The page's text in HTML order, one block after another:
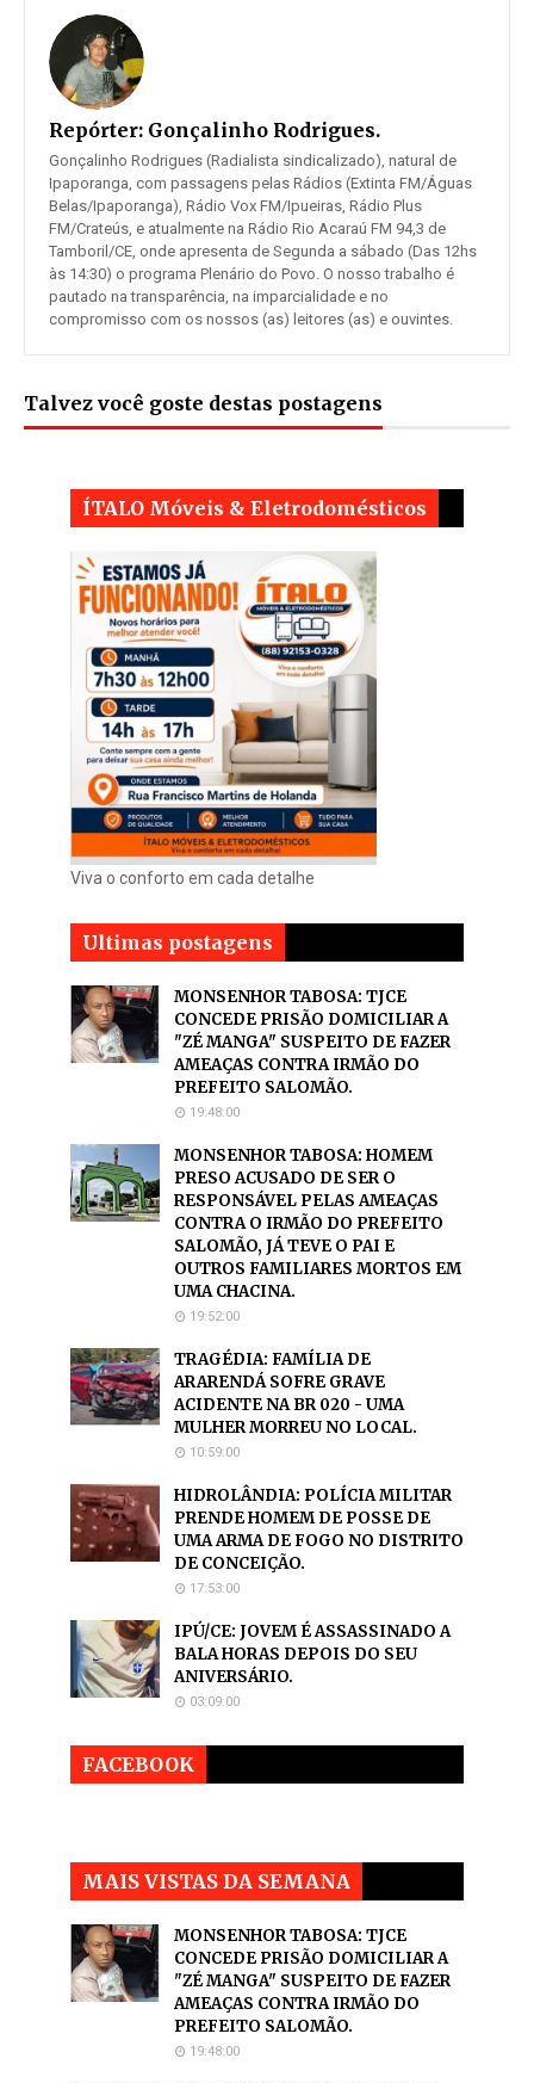
Repórter: Gonçalinho Rodrigues.
Gonçalinho Rodrigues (Radialista sindicalizado), natural de
Ipaporanga, com passagens pelas Rádios (Extinta FM/Águas
Belas/Ipaporanga), Rádio Vox FM/Ipueiras, Rádio Plus
FM/Crateús, e atualmente na Rádio Rio Acaraú FM 94,3 de
Tamboril/CE, onde apresenta de Segunda a sábado (Das 12hs
às 14:30) o programa Plenário do Povo. O nosso trabalho é
pautado na transparência, na imparcialidade e no
compromisso com os nossos (as) leitores (as) e ouvintes.
Talvez você goste destas postagens
ÍTALO Móveis & Eletrodomésticos
Viva o conforto em cada detalhe
Ultimas postagens
MONSENHOR TABOSA: TJCE
CONCEDE PRISÃO DOMICILIAR A
"ZÉ MANGA" SUSPEITO DE FAZER
AMEAÇAS CONTRA IRMÃO DO
PREFEITO SALOMÃO.
19:48:00
MONSENHOR TABOSA: HOMEM
PRESO ACUSADO DE SER O
RESPONSÁVEL PELAS AMEAÇAS
CONTRA O IRMÃO DO PREFEITO
SALOMÃO, JÁ TEVE O PAI E
OUTROS FAMILIARES MORTOS EM
UMA CHACINA.
19:52:00
TRAGÉDIA: FAMÍLIA DE
ARARENDÁ SOFRE GRAVE
ACIDENTE NA BR 020 - UMA
MULHER MORREU NO LOCAL.
10:59:00
HIDROLÂNDIA: POLÍCIA MILITAR
PRENDE HOMEM DE POSSE DE
UMA ARMA DE FOGO NO DISTRITO
DE CONCEIÇÃO.
17:53:00
IPÚ/CE: JOVEM É ASSASSINADO A
BALA HORAS DEPOIS DO SEU
ANIVERSÁRIO.
03:09:00
FACEBOOK
MAIS VISTAS DA SEMANA
MONSENHOR TABOSA: TJCE
CONCEDE PRISÃO DOMICILIAR A
"ZÉ MANGA" SUSPEITO DE FAZER
AMEAÇAS CONTRA IRMÃO DO
PREFEITO SALOMÃO.
19:48:00